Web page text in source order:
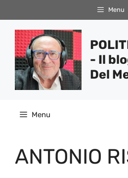
al
contenuto
Menu
- Il
Del
Menu
ANTONIO